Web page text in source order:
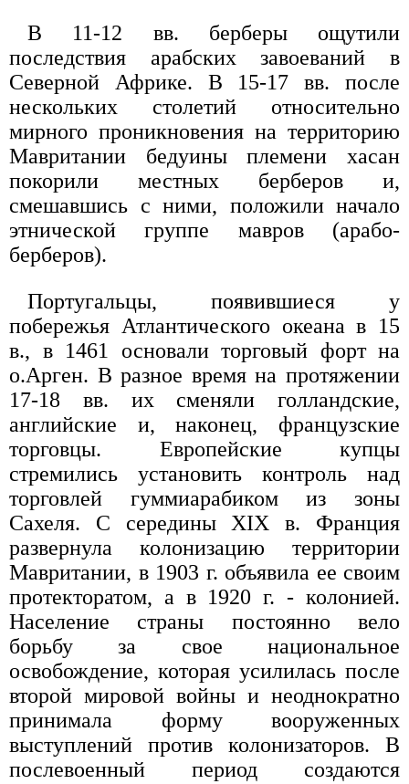
В 11-12 вв. берберы ощутили
последствия арабских завоеваний в
Северной Африке. В 15-17 вв. после
нескольких столетий относительно
мирного проникновения на территорию
Мавритании бедуины племени хасан
покорили местных берберов и,
смешавшись с ними, положили начало
этнической группе мавров (арабо-
берберов).
Португальцы, появившиеся у
побережья Атлантического океана в 15
в., в 1461 основали торговый форт на
о.Арген. В разное время на протяжении
17-18 вв. их сменяли голландские,
английские и, наконец, французские
торговцы. Европейские купцы
стремились установить контроль над
торговлей гуммиарабиком из зоны
Сахеля. С середины XIX в. Франция
развернула колонизацию территории
Мавритании, в 1903 г. объявила ее своим
протекторатом, а в 1920 г. - колонией.
Население страны постоянно вело
борьбу за свое национальное
освобождение, которая усилилась после
второй мировой войны и неоднократно
принимала форму вооруженных
выступлений против колонизаторов. В
послевоенный период создаются